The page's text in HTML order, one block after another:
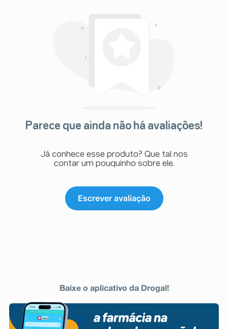
Parece que ainda não há avaliações!
Já conhece esse produto? Que tal nos
contar um pouquinho sobre ele.
Escrever avaliação
Baixe o aplicativo da Drogal!